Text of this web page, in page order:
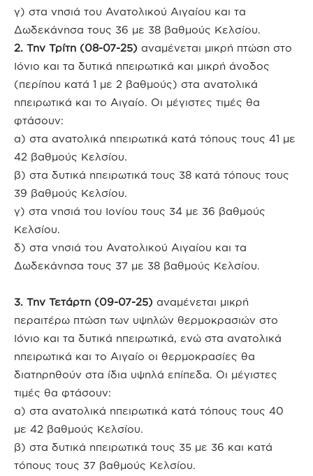
γ) στα νησιά του Ανατολικού Αιγαίου και τα
Δωδεκάνησα τους 36 με 38 βαθμούς Κελσίου.
2. Την Τρίτη (08-07-25) αναμένεται μικρή πτώση στο
Ιόνιο και τα δυτικά ηπειρωτικά και μικρή άνοδος
(περίπου κατά 1 με 2 βαθμούς) στα ανατολικά
ηπειρωτικά και το Αιγαίο. Οι μέγιστες τιμές θα
φτάσουν:
α) στα ανατολικά ηπειρωτικά κατά τόπους τους 41 με
42 βαθμούς Κελσίου.
β) στα δυτικά ηπειρωτικά τους 38 κατά τόπους τους
39 βαθμούς Κελσίου.
γ) στα νησιά του Ιονίου τους 34 με 36 βαθμούς
Κελσίου.
δ) στα νησιά του Ανατολικού Αιγαίου και τα
Δωδεκάνησα τους 37 με 38 βαθμούς Κελσίου.
3. Την Τετάρτη (09-07-25) αναμένεται μικρή
περαιτέρω πτώση των υψηλών θερμοκρασιών στο
Ιόνιο και τα δυτικά ηπειρωτικά, ενώ στα ανατολικά
ηπειρωτικά και το Αιγαίο οι θερμοκρασίες θα
διατηρηθούν στα ίδια υψηλά επίπεδα. Οι μέγιστες
τιμές θα φτάσουν:
α) στα ανατολικά ηπειρωτικά κατά τόπους τους 40
με 42 βαθμούς Κελσίου.
β) στα δυτικά ηπειρωτικά τους 35 με 36 και κατά
τόπους τους 37 βαθμούς Κελσίου.